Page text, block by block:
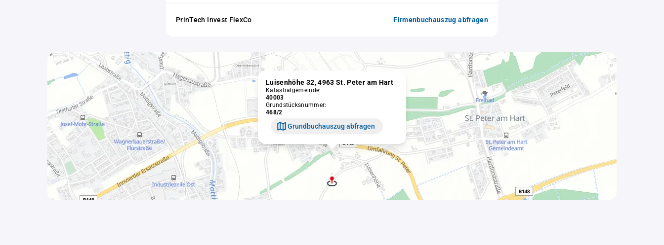
PrinTech Invest FlexCo Firmenbuchauszug abfragen
Luisenhöhe 32, 4963 St. Peter am Hart
Katastralgemeinde:
40003
Grundstücksnummer:
468/2
Grundbuchauszug abfragen